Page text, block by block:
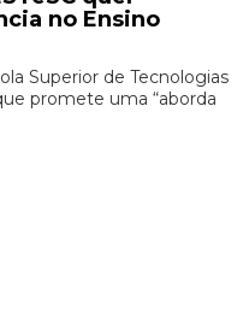
no Ensino
Superior de Tecnologias
promete uma “aborda